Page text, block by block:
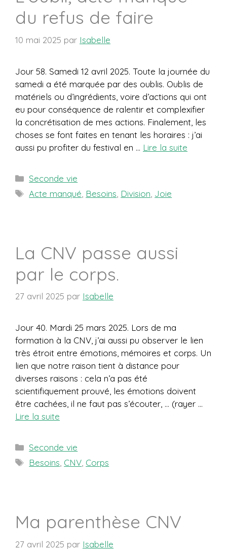
du refus de faire
10 mai 2025 par Isabelle
Jour 58. Samedi 12 avril 2025. Toute la journée du
samedi a été marquée par des oublis. Oublis de
matériels ou d’ingrédients, voire d’actions qui ont
eu pour conséquence de ralentir et complexifier
la concrétisation de mes actions. Finalement, les
choses se font faites en tenant les horaires : j’ai
aussi pu profiter du festival en … Lire la suite
Catégories
Seconde vie
Étiquettes
Acte manqué Besoins Division Joie
La CNV passe aussi
par le corps.
27 avril 2025 par Isabelle
Jour 40. Mardi 25 mars 2025. Lors de ma
formation à la CNV, j’ai aussi pu observer le lien
très étroit entre émotions, mémoires et corps. Un
lien que notre raison tient à distance pour
diverses raisons : cela n’a pas été
scientifiquement prouvé, les émotions doivent
être cachées, il ne faut pas s’écouter, … (rayer …
Lire la suite
Catégories
Seconde vie
Étiquettes
Besoins CNV Corps
Ma parenthèse CNV
27 avril 2025 par Isabelle